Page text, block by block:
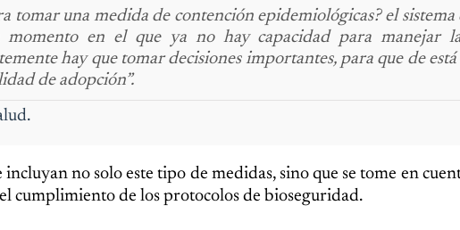
tomar una medida de contención epidemiológicas? el sistema
momento en el que ya no hay capacidad para manejar
hay que tomar decisiones importantes, para que de
de adopción”.
no solo este tipo de medidas, sino que se tome en
cumplimiento de los protocolos de bioseguridad.